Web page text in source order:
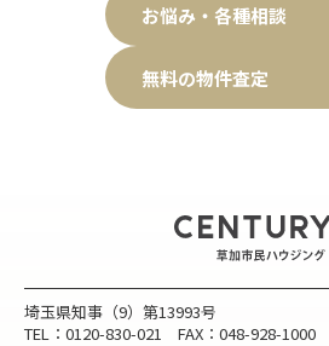
お悩み・各種相談
無料の物件査定
埼玉県知事（9）第13993号
TEL：0120-830-021 FAX：048-928-1000